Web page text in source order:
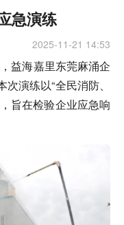
急演练
2025-11-21 14:53
益海嘉里东莞麻涌企
演练以“全民消防、
旨在检验企业应急响